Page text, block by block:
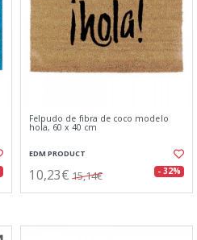
Felpudo de fibra de coco modelo
hola, 60 x 40 cm
EDM PRODUCT
10,23€ 15,14€ - 32%